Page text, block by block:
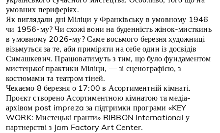
умовних периферіях.
Як виглядали дні Міліци у Франківську в умовному 1946
чи 1956-му? Чи схожі вони на буденність жінок-мисткинь
в умовному 2026-му? Саме восьмого березня художниці
візьмуться за те, аби приміряти на себе один із досвідів
Симашкевич. Працюватимуть з тим, що було фундаментом
мистецької практики Міліци, — зі сценографією, з
костюмами та театром тіней.
Чекаємо 8 березня о 17:00 в Асортиментній кімнаті.
Проєкт створено Асортиментною кімнатою та медіа-
архівом post impreza за підтримки програми «KEY
WORK: Мистецькі гранти» RIBBON International у
партнерстві з Jam Factory Art Center.